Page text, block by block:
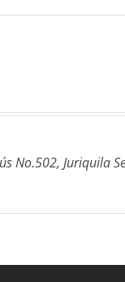
No.502, Juriquila